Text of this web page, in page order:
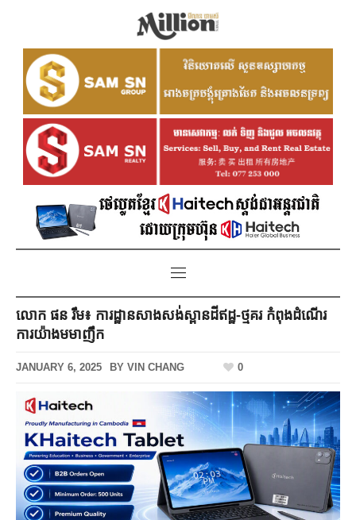
លោក ផន រឹម៖ ការដ្ឋានសាងសង់ស្ពានដីឥដ្ឋ-ថ្មគរ កំពុងដំណើរ
ការយ៉ាងមមាញឹក
JANUARY 6, 2025 BY VIN CHANG 0